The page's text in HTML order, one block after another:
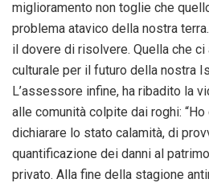
miglioramento non toglie che
problema atavico della nostra
il dovere di risolvere. Quella che
culturale per il futuro della nostra
L’assessore infine, ha ribadito la
alle comunità colpite dai roghi:
dichiarare lo stato calamità, di
quantificazione dei danni al
privato. Alla fine della stagione